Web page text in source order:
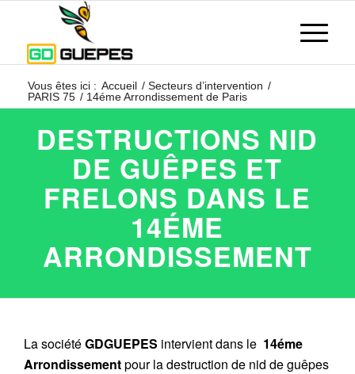
Vous êtes ici : Accueil / Secteurs d’intervention /
PARIS 75 / 14éme Arrondissement de Paris
DESTRUCTIONS NID
DE GUÊPES ET
FRELONS DANS LE
14ÉME
ARRONDISSEMENT
La sociétéGDGUEPES intervient dans le 14éme
Arrondissementpour la destruction de nid de guêpes